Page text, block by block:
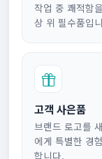
작업 중 쾌적함
상 위 필수품입
고객 사은품
브랜드 로고를
에게 특별한 경
합니다.